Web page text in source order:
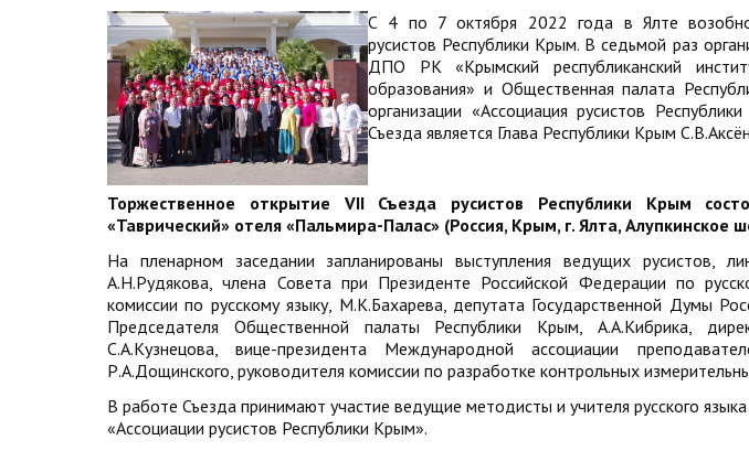
С 4 по 7 октября 2022 года в Ялте
русистов Республики Крым. В седьмой раз
ДПО РК «Крымский республиканский
образования» и Общественная палата
организации «Ассоциация русистов
Съезда является Глава Республики Крым
Торжественное открытие VII Съезда русистов Республики Крым
«Таврический» отеля «Пальмира-Палас» (Россия, Крым, г. Ялта, Алупкинское
На пленарном заседании запланированы выступления ведущих русистов,
А.Н.Рудякова, члена Совета при Президенте Российской Федерации по
комиссии по русскому языку, М.К.Бахарева, депутата Государственной Думы
Председателя Общественной палаты Республики Крым, А.А.Кибрика,
С.А.Кузнецова, вице-президента Международной ассоциации
Р.А.Дощинского, руководителя комиссии по разработке контрольных
В работе Съезда принимают участие ведущие методисты и учителя русского
«Ассоциации русистов Республики Крым».